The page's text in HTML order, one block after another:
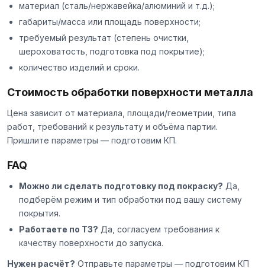
материал (сталь/нержавейка/алюминий и т.д.);
габариты/масса или площадь поверхности;
требуемый результат (степень очистки,
шероховатость, подготовка под покрытие);
количество изделий и сроки.
Стоимость обработки поверхности металла
Цена зависит от материала, площади/геометрии, типа
работ, требований к результату и объёма партии.
Пришлите параметры — подготовим КП.
FAQ
Можно ли сделать подготовку под покраску? Да,
подберём режим и тип обработки под вашу систему
покрытия.
Работаете по ТЗ? Да, согласуем требования к
качеству поверхности до запуска.
Нужен расчёт? Отправьте параметры — подготовим КП